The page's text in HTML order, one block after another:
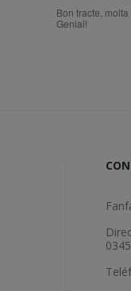
Todo ok